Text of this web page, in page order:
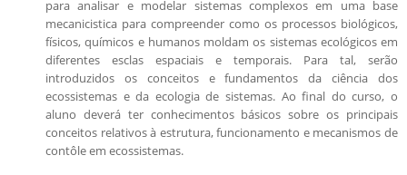
para analisar e modelar sistemas complexos em uma base
mecanicistica para compreender como os processos biológicos,
físicos, químicos e humanos moldam os sistemas ecológicos em
diferentes esclas espaciais e temporais. Para tal, serão
introduzidos os conceitos e fundamentos da ciência dos
ecossistemas e da ecologia de sistemas. Ao final do curso, o
aluno deverá ter conhecimentos básicos sobre os principais
conceitos relativos à estrutura, funcionamento e mecanismos de
contôle em ecossistemas.